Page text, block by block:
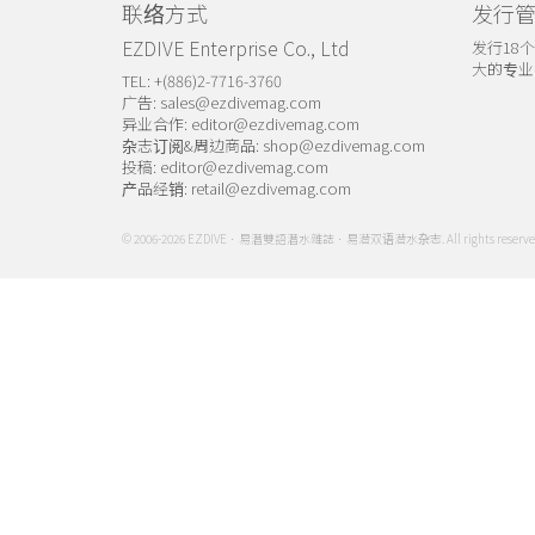
联络方式
EZDIVE Enterprise Co., Ltd
TEL: +(886)2-7716-3760
广告: sales@ezdivemag.com
异业合作: editor@ezdivemag.com
杂志订阅&周边商品: shop@ezdivemag.com
投稿: editor@ezdivemag.com
产品经销: retail@ezdivemag.com
发行
发行18
大的专
© 2006-2026 EZDIVE．易潛雙語潛水雜誌．易潜双语潜水杂志. All rights